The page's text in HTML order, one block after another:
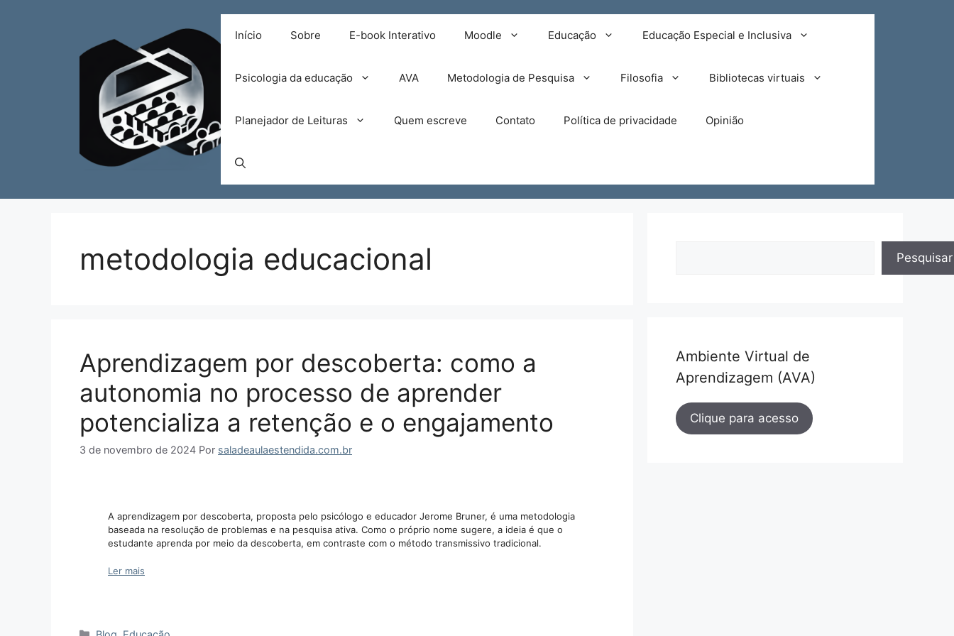
Início Sobre E-book Interativo Moodle Educação Educação Especial e Inclusiva
Psicologia da educação AVA Metodologia de Pesquisa Filosofia Bibliotecas virtuais
Planejador de Leituras Quem escreve Contato Política de privacidade Opinião
metodologia educacional
Aprendizagem por descoberta: como a
autonomia no processo de aprender
potencializa a retenção e o engajamento
3 de novembro de 2024 Por saladeaulaestendida.com.br
A aprendizagem por descoberta, proposta pelo psicólogo e educador Jerome Bruner, é uma metodologia
baseada na resolução de problemas e na pesquisa ativa. Como o próprio nome sugere, a ideia é que o
estudante aprenda por meio da descoberta, em contraste com o método transmissivo tradicional.
Ler mais
Categorias
Pesquisar
Ambiente Virtual de
Aprendizagem (AVA)
Clique para acesso